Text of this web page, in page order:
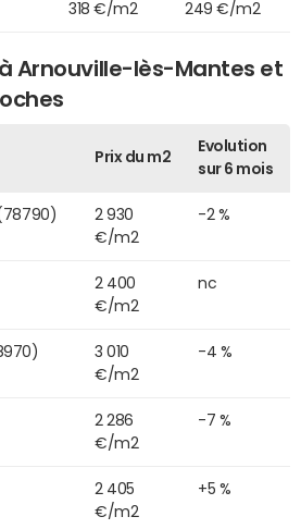
318 €/m2 249 €/m2
Arnouville-lès-Mantes et
Prix du m2
Evolution
sur 6 mois
2 930
€/m2
-2 %
2 400
€/m2
nc
3 010
€/m2
-4 %
2 286
€/m2
-7 %
2 405
€/m2
+5 %